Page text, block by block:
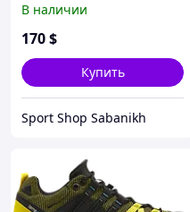
В наличии
170$
Купить
Sport Shop Sabanikh